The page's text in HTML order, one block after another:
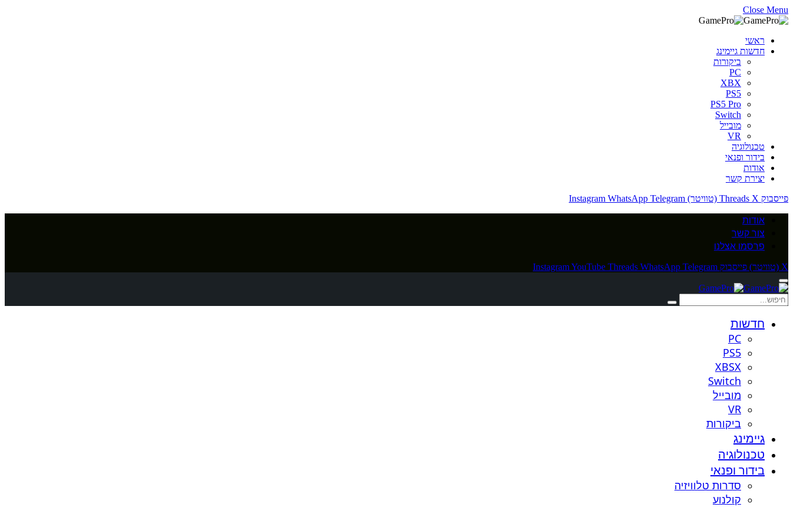
Close Menu
ראשי
חדשות גיימינג
ביקורות
PC
XBX
PS5
PS5 Pro
Switch
מובייל
VR
טכנולוגיה
בידור ופנאי
אודות
יצירת קשר
פייסבוק
Threads X (טוויטר) Instagram WhatsApp Telegram
אודות
צור קשר
פרסמו אצלנו
X (טוויטר) פייסבוק InstagramYouTube Threads WhatsApp Telegram
חדשות
PC
PS5
XBSX
Switch
מובייל
VR
ביקורות
גיימינג
טכנולוגיה
בידור ופנאי
סדרות טלוויזיה
קולנוע